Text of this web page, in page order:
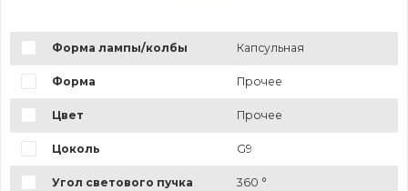
Форма лампы/колбы Капсульная
Форма Прочее
Цвет Прочее
Цоколь G9
Угол светового пучка 360 °